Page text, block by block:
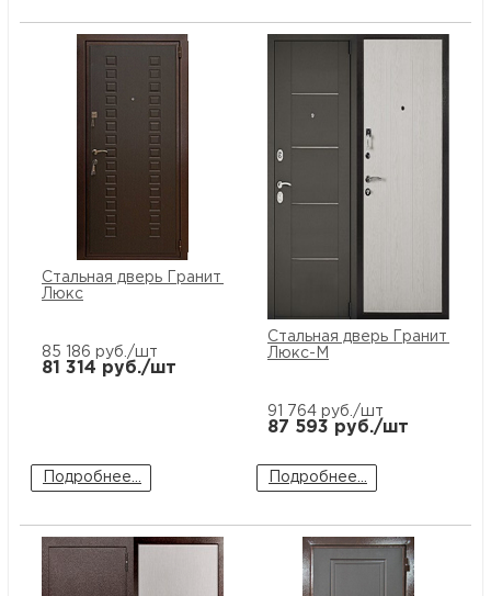
Стальная дверь Гранит М2
Люкс
85 186 руб./шт
81 314 руб./шт
Подробнее...
Стальная дверь Гранит М2
Люкс-М
91 764 руб./шт
87 593 руб./шт
Подробнее...